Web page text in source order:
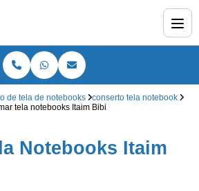
de tela de notebooks
conserto tela notebook
tela notebooks Itaim Bibi
Notebooks Itaim